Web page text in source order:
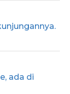
ada di